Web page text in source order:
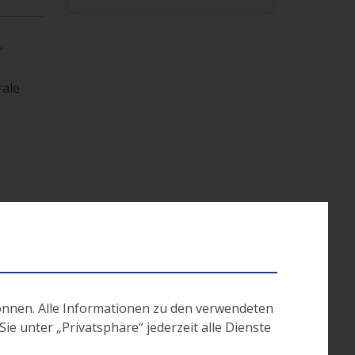
dabei
Alle Informationen zu den verwendeten
unter „Privatsphäre“ jederzeit alle Dienste